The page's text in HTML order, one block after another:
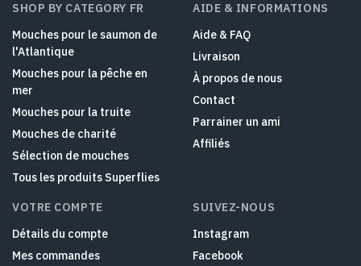
SHOP BY CATEGORY FR
Mouches pour le saumon de
l'Atlantique
Mouches pour la pêche en
mer
Mouches pour la truite
Mouches de charité
Sélection de mouches
Tous les produits Superflies
AIDE & INFORMATIONS
Aide & FAQ
Livraison
À propos de nous
Contact
Parrainer un ami
Affiliés
VOTRE COMPTE
Détails du compte
Mes commandes
SUIVEZ-NOUS
Instagram
Facebook